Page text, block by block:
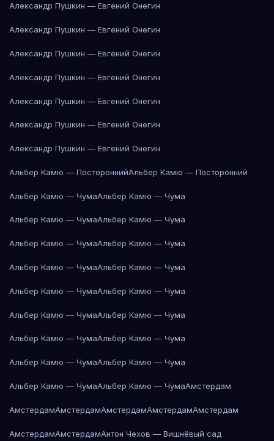
Александр Пушкин — Евгений Онегин
Александр Пушкин — Евгений Онегин
Александр Пушкин — Евгений Онегин
Александр Пушкин — Евгений Онегин
Александр Пушкин — Евгений Онегин
Александр Пушкин — Евгений Онегин
Александр Пушкин — Евгений Онегин
Альбер Камю — ПостороннийАльбер Камю — Посторонний
Альбер Камю — ЧумаАльбер Камю — Чума
Альбер Камю — ЧумаАльбер Камю — Чума
Альбер Камю — ЧумаАльбер Камю — Чума
Альбер Камю — ЧумаАльбер Камю — Чума
Альбер Камю — ЧумаАльбер Камю — Чума
Альбер Камю — ЧумаАльбер Камю — Чума
Альбер Камю — ЧумаАльбер Камю — Чума
Альбер Камю — ЧумаАльбер Камю — Чума
Альбер Камю — ЧумаАльбер Камю — ЧумаАмстердам
АмстердамАмстердамАмстердамАмстердамАмстердам
АмстердамАмстердамАнтон Чехов — Вишнёвый сад